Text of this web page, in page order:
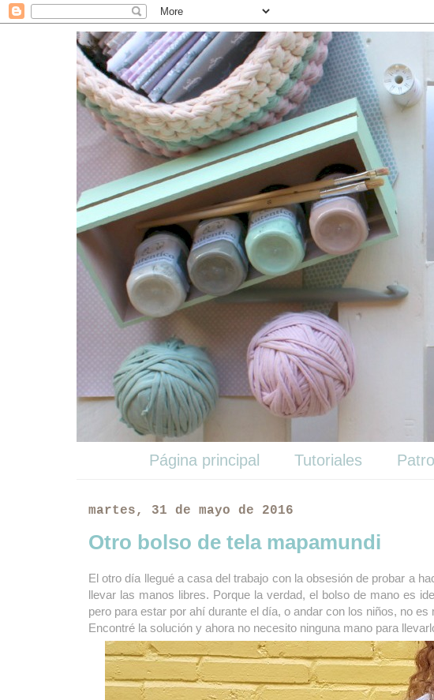
Página principal Tutoriales
martes, 31 de mayo de 2016
Otro bolso de tela mapamundi
El otro día llegué a casa del trabajo con la obsesiónde probar a
llevar las manos libres. Porque la verdad, el bolso de mano es
pero para estar por ahí durante el día, o andar con los niños, no
Encontré la solución y ahora no necesito ninguna mano para